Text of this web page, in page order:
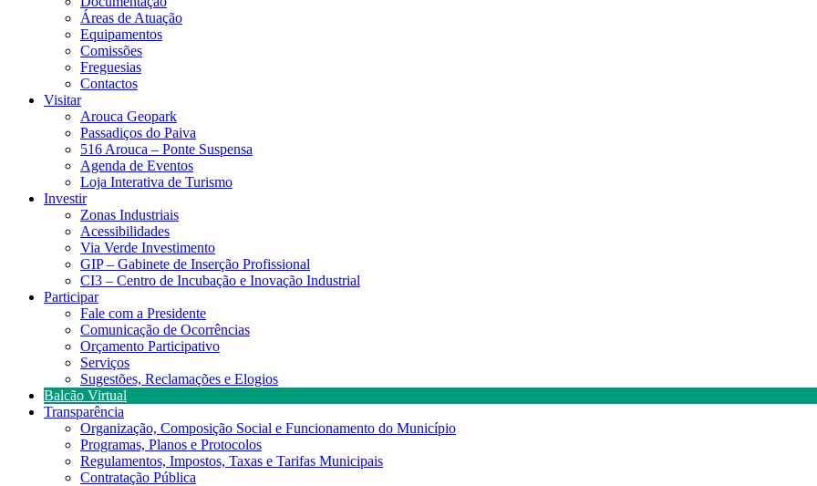
Áreas de Atuação
Equipamentos
Comissões
Freguesias
Contactos
Visitar
Arouca Geopark
Passadiços do Paiva
516 Arouca – Ponte Suspensa
Agenda de Eventos
Loja Interativa de Turismo
Investir
Zonas Industriais
Acessibilidades
Via Verde Investimento
GIP – Gabinete de Inserção Profissional
CI3 – Centro de Incubação e Inovação Industrial
Participar
Fale com a Presidente
Comunicação de Ocorrências
Orçamento Participativo
Serviços
Sugestões, Reclamações e Elogios
Balcão Virtual
Transparência
Organização, Composição Social e Funcionamento do Município
Programas, Planos e Protocolos
Regulamentos, Impostos, Taxas e Tarifas Municipais
Contratação Pública